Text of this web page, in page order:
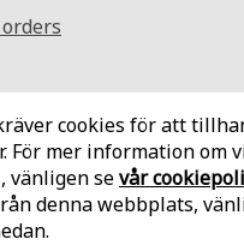
cookies för att
För mer information om
vänligen sevår
denna webbplats,